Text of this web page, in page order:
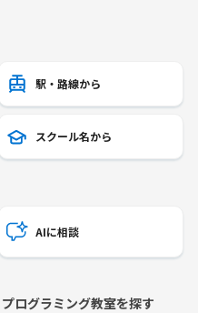
駅・路線から
スクール名から
AIに相談
プログラミング教室を探す